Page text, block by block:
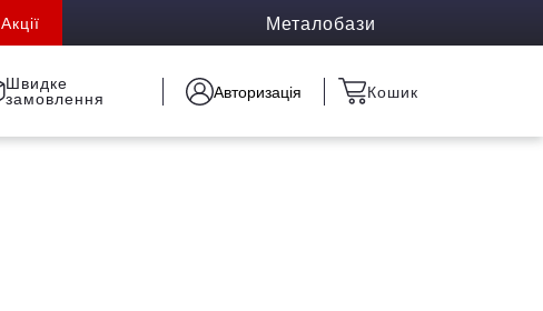
Акції Металобази
Швидке
замовлення Авторизація Кошик